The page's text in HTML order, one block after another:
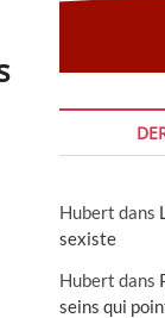
Hubert dans
sexiste
Hubert dans
seins qui